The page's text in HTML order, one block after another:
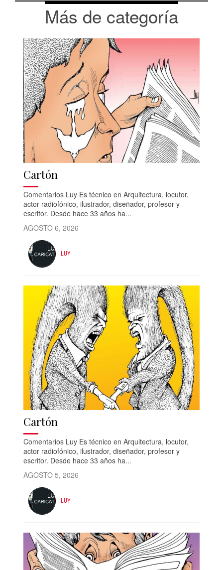
Más de categoría
Cartón
Comentarios Luy Es técnico en Arquitectura, locutor,
actor radiofónico, ilustrador, diseñador, profesor y
escritor. Desde hace 33 años ha...
AGOSTO 6, 2026
LUY
Cartón
Comentarios Luy Es técnico en Arquitectura, locutor,
actor radiofónico, ilustrador, diseñador, profesor y
escritor. Desde hace 33 años ha...
AGOSTO 5, 2026
LUY